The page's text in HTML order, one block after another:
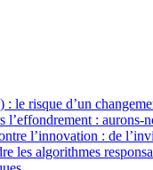
le risque d’un
l’effondrement : aurons-
l’innovation : de
les algorithmes